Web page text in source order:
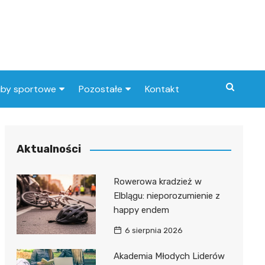
sportowe
piłkarski
Pozostałe Kontakt
Aktualności
Rowerowa kradzież w
Elblągu: nieporozumienie z
happy endem
6 sierpnia 2026
Akademia Młodych Liderów